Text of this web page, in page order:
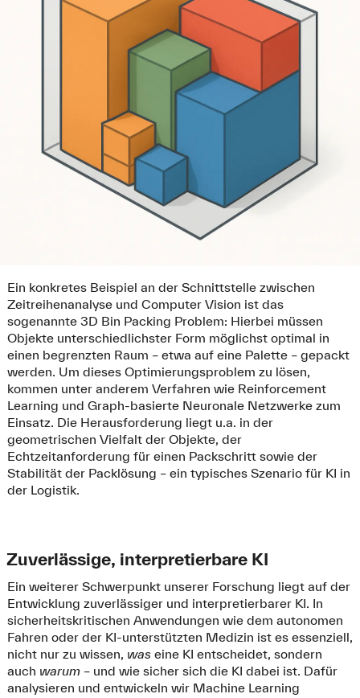
Ein konkretes Beispiel an der Schnittstelle zwischen
Zeitreihenanalyse und Computer Vision ist das
sogenannte 3D Bin Packing Problem: Hierbei müssen
Objekte unterschiedlichster Form möglichst optimal in
einen begrenzten Raum – etwa auf eine Palette – gepackt
werden. Um dieses Optimierungsproblem zu lösen,
kommen unter anderem Verfahren wie Reinforcement
Learning und Graph-basierte Neuronale Netzwerke zum
Einsatz. Die Herausforderung liegt u.a. in der
geometrischen Vielfalt der Objekte, der
Echtzeitanforderung für einen Packschritt sowie der
Stabilität der Packlösung – ein typisches Szenario für KI in
der Logistik.
Zuverlässige, interpretierbare KI
Ein weiterer Schwerpunkt unserer Forschung liegt auf der
Entwicklung zuverlässiger und interpretierbarer KI. In
sicherheitskritischen Anwendungen wie dem autonomen
Fahren oder der KI-unterstützten Medizin ist es essenziell,
nicht nur zu wissen, waseine KI entscheidet, sondern
auch warum– und wie sicher sich die KI dabei ist. Dafür
analysieren und entwickeln wir Machine Learning